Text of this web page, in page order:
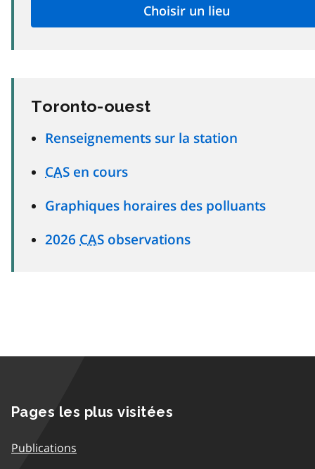
Toronto-ouest
Renseignements sur la station
CAS en cours
Graphiques horaires des polluants
2026 CAS observations
Pages les plus visitées
Publications